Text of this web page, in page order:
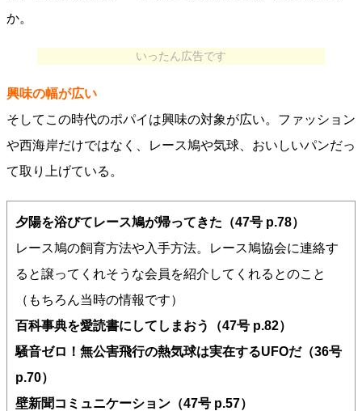
か。
いったん広告です
興味の幅が広い
そしてこの時代のポパイは興味の対象が広い。ファッション
や西海岸だけではなく、レース鳩や気球、おいしいパンだっ
て取り上げている。
夕陽を浴びてレース鳩が帰ってきた（47号 p.78）
レース鳩の飼育方法や入手方法。レース鳩協会に連絡す
ると譲ってくれそうな会員を紹介してくれるとのこと
（もちろん当時の情報です）
百科事典を愛読書にしてしまおう（47号 p.82）
騒音ゼロ！無公害飛行の熱気球は実在するUFOだ（36号
p.70）
壁新聞コミュニケーション（47号 p.57）